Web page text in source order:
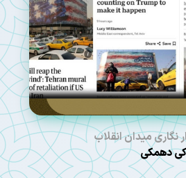
نگاری میدان انقلاب
کی دھمکی